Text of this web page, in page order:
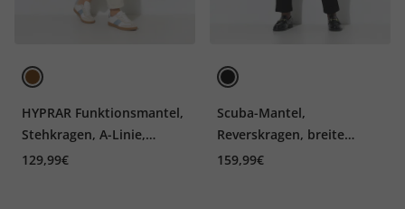
HYPRAR Funktionsmantel,
Stehkragen, A-Linie,
Taillen-Tunnelzug
129,99€
Scuba-Mantel,
Reverskragen, breite
Bündchen
159,99€